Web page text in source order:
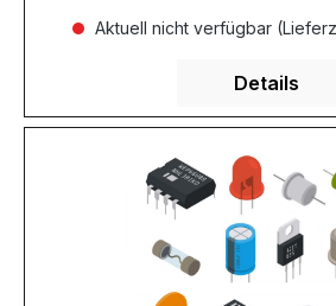
Aktuell nicht verfügbar
Details